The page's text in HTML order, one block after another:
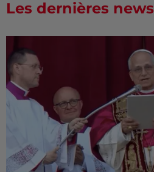
Les dernières news